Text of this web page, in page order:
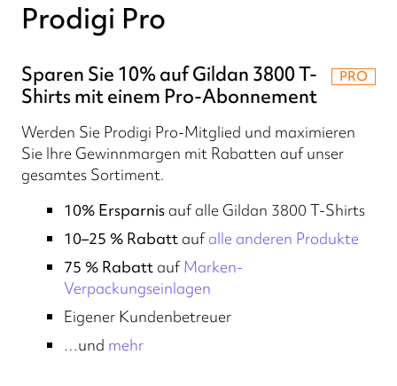
Prodigi Pro
Sparen Sie 10% auf Gildan 3800 T-
Shirts mit einem Pro-Abonnement
PRO
Werden Sie Prodigi Pro-Mitglied und maximieren
Sie Ihre Gewinnmargen mit Rabatten auf unser
gesamtes Sortiment.
10% Ersparnis auf alle Gildan 3800 T-Shirts
10–25 % Rabatt aufalle anderen Produkte
75 % Rabatt aufMarken-
Verpackungseinlagen
Eigener Kundenbetreuer
…und mehr